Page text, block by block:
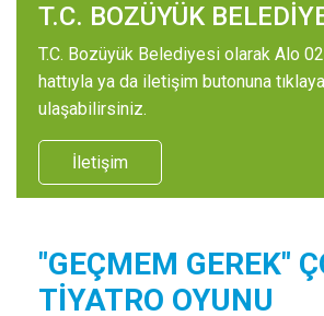
T.C. BOZÜYÜK
T.C. Bozüyük Belediyesi olarak Alo
hattıyla ya da iletişim butonuna
ulaşabilirsiniz.
İletişim
"GEÇMEM GEREK"
TİYATRO OYUNU